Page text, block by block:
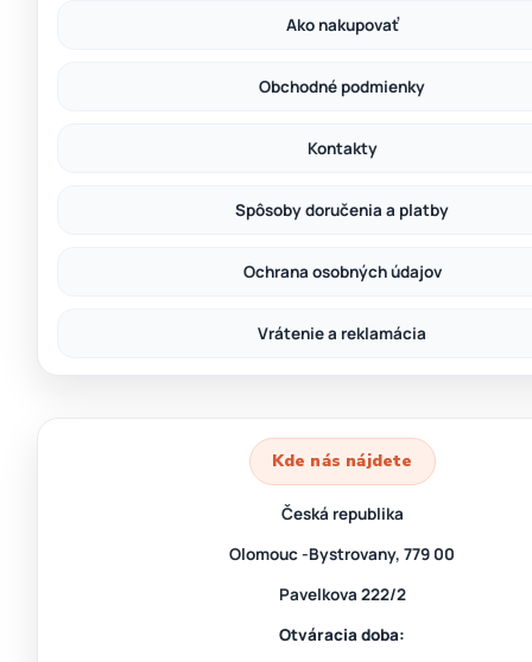
Ako nakupovať
Obchodné podmienky
Kontakty
Spôsoby doručenia a platby
Ochrana osobných údajov
Vrátenie a reklamácia
Kde nás nájdete
Česká republika
Olomouc -Bystrovany, 779 00
Pavelkova 222/2
Otváracia doba: